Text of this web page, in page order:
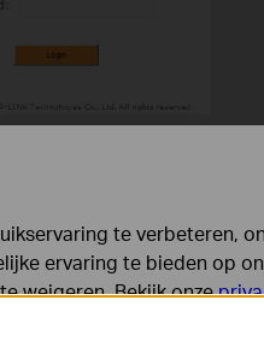
on
te verbeteren,
ervaring te bieden op
weigeren. Bekijk onze